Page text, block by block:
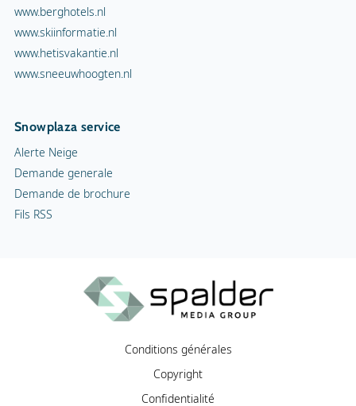
www.berghotels.nl
www.skiinformatie.nl
www.hetisvakantie.nl
www.sneeuwhoogten.nl
Snowplaza service
Alerte Neige
Demande generale
Demande de brochure
Fils RSS
Conditions générales
Copyright
Confidentialité